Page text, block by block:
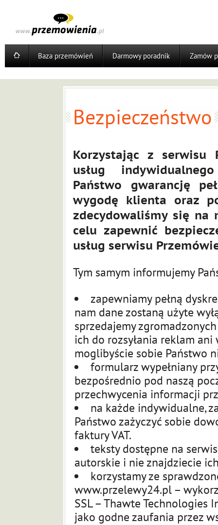
Baza przemówień Darmowy poradnik Zamów
Bezpieczeństwo
Korzystając z serwisu
usług
Państwo gwarancję
wygodę klienta oraz
zdecydowaliśmy się na
celu zapewnić
usług serwisu
Tym samym informujemy
zapewniamy pełną
nam dane zostaną użyte
sprzedajemy
ich do rozsyłania reklam
moglibyście sobie Państwo
formularz wypełniany
bezpośrednio pod naszą
przechwycenia informacji
na każde indywidualne,
Państwo zażyczyć sobie
fakturyVAT.
teksty dostępne na
autorskie i nie znajdziecie
korzystamy ze
www.przelewy24.pl –
SSL– Thawte Technologies
jako godne zaufania przez